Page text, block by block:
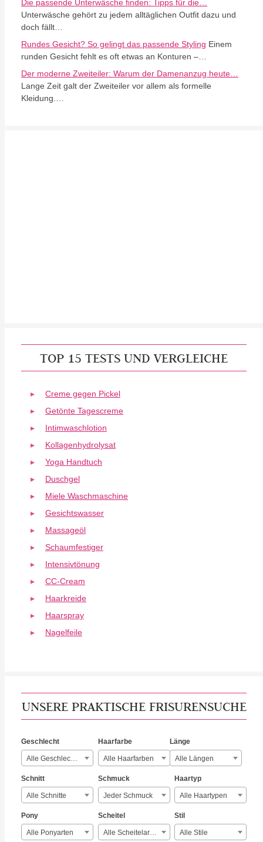
Die passende Unterwäsche finden: Tipps für die…
Unterwäsche gehört zu jedem alltäglichen Outfit dazu und
doch fällt…
Rundes Gesicht? So gelingt das passende Styling Einem
runden Gesicht fehlt es oft etwas an Konturen –…
Der moderne Zweiteiler: Warum der Damenanzug heute…
Lange Zeit galt der Zweiteiler vor allem als formelle
Kleidung.…
TOP 15 TESTS UND VERGLEICHE
Creme gegen Pickel
Getönte Tagescreme
Intimwaschlotion
Kollagenhydrolysat
Yoga Handtuch
Duschgel
Miele Waschmaschine
Gesichtswasser
Massageöl
Schaumfestiger
Intensivtönung
CC-Cream
Haarkreide
Haarspray
Nagelfeile
UNSERE PRAKTISCHE FRISURENSUCHE
Geschlecht
Alle Geschlechter
Haarfarbe
Alle Haarfarben
Länge
Alle Längen
Schnitt
Alle Schnitte
Schmuck
Jeder Schmuck
Haartyp
Alle Haartypen
Pony
Alle Ponyarten
Scheitel
Alle Scheitelarten
Stil
Alle Stile